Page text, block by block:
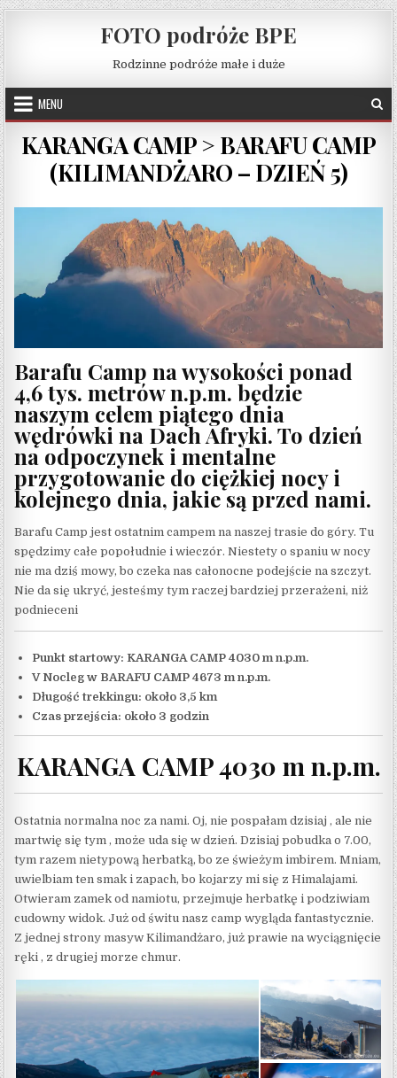
Skip to content
FOTO podróże BPE
Rodzinne podróże małe i duże
MENU
KARANGA CAMP > BARAFU CAMP
(KILIMANDŻARO – DZIEŃ 5)
Barafu Camp na wysokości ponad
4,6 tys. metrów n.p.m. będzie
naszym celem piątego dnia
wędrówki na Dach Afryki. To dzień
na odpoczynek i mentalne
przygotowanie do ciężkiej nocy i
kolejnego dnia, jakie są przed nami.
Barafu Camp jest ostatnim campem na naszej trasie do góry. Tu
spędzimy całe popołudnie i wieczór. Niestety o spaniu w nocy
nie ma dziś mowy, bo czeka nas całonocne podejście na szczyt.
Nie da się ukryć, jesteśmy tym raczej bardziej przerażeni, niż
podnieceni
Punkt startowy: KARANGA CAMP 4030 m n.p.m.
V Nocleg w BARAFU CAMP 4673 m n.p.m.
Długość trekkingu: około 3,5 km
Czas przejścia: około 3 godzin
KARANGA CAMP 4030 m n.p.m.
Ostatnia normalna noc za nami. Oj, nie pospałam dzisiaj , ale nie
martwię się tym , może uda się w dzień. Dzisiaj pobudka o 7.00,
tym razem nietypową herbatką, bo ze świeżym imbirem. Mniam,
uwielbiam ten smak i zapach, bo kojarzy mi się z Himalajami.
Otwieram zamek od namiotu, przejmuje herbatkę i podziwiam
cudowny widok. Już od świtu nasz camp wygląda fantastycznie.
Z jednej strony masyw Kilimandżaro, już prawie na wyciągnięcie
ręki , z drugiej morze chmur.